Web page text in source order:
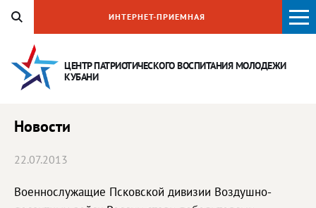
ЦЕНТР ПАТРИОТИЧЕСКОГО ВОСПИТАНИЯМОЛОДЕЖИ
КУБАНИ
ИНТЕРНЕТ-ПРИЕМНАЯ
Новости
22.07.2013
Военнослужащие Псковской дивизии Воздушно-